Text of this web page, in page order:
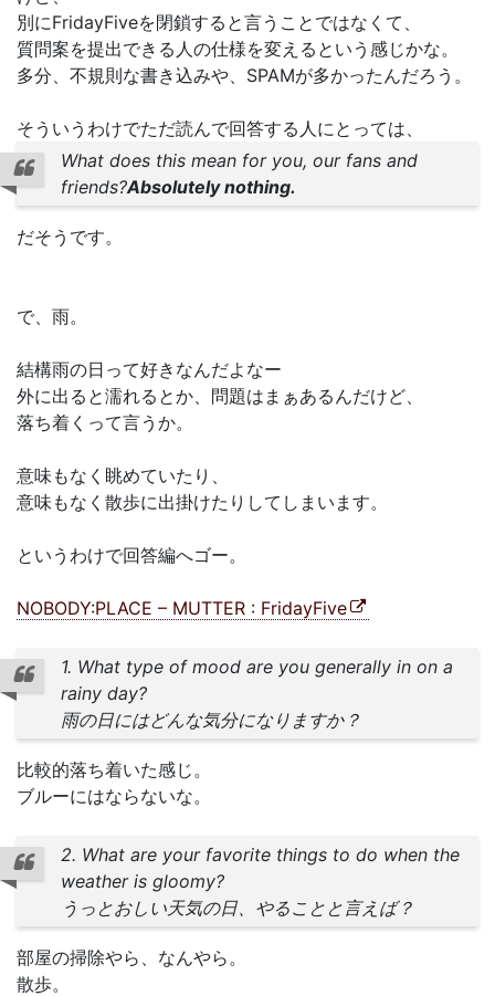
別にFridayFiveを閉鎖すると言うことではなくて、
質問案を提出できる人の仕様を変えるという感じかな。
多分、不規則な書き込みや、SPAMが多かったんだろう。
そういうわけでただ読んで回答する人にとっては、
What does this mean for you, our fans and
friends?Absolutely nothing.
だそうです。
で、雨。
結構雨の日って好きなんだよなー
外に出ると濡れるとか、問題はまぁあるんだけど、
落ち着くって言うか。
意味もなく眺めていたり、
意味もなく散歩に出掛けたりしてしまいます。
というわけで回答編へゴー。
NOBODY:PLACE – MUTTER : FridayFive
1. What type of mood are you generally in on a
rainy day?
雨の日にはどんな気分になりますか？
比較的落ち着いた感じ。
ブルーにはならないな。
2. What are your favorite things to do when the
weather is gloomy?
うっとおしい天気の日、やることと言えば？
部屋の掃除やら、なんやら。
散歩。